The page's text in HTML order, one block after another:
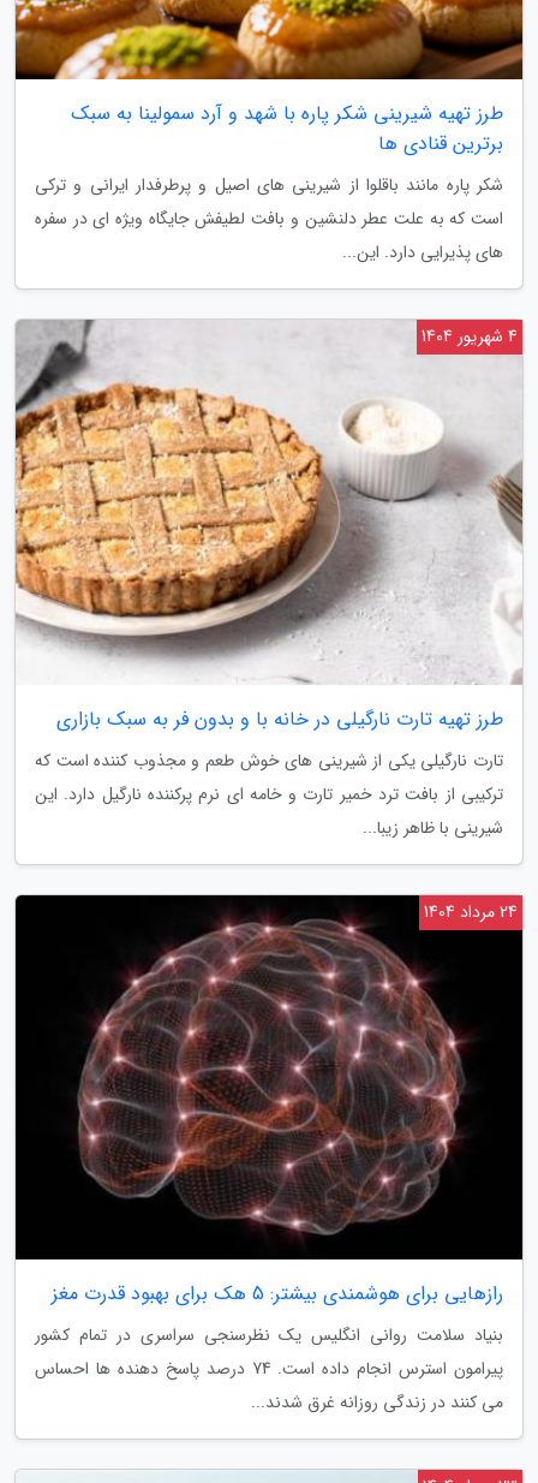
طرز تهیه شیرینی شکر پاره با شهد و آرد سمولینا به سبک
برترین قنادی ها
شکر پاره مانند باقلوا از شیرینی های اصیل و پرطرفدار ایرانی و ترکی
است که به علت عطر دلنشین و بافت لطیفش جایگاه ویژه ای در سفره
های پذیرایی دارد. این...
طرز تهیه تارت نارگیلی در خانه با و بدون فر به سبک بازاری
تارت نارگیلی یکی از شیرینی های خوش طعم و مجذوب کننده است که
ترکیبی از بافت ترد خمیر تارت و خامه ای نرم پرکننده نارگیل دارد. این
شیرینی با ظاهر زیبا...
4 شهریور 1404
رازهایی برای هوشمندی بیشتر: 5 هک برای بهبود قدرت مغز
بنیاد سلامت روانی انگلیس یک نظرسنجی سراسری در تمام کشور
پیرامون استرس انجام داده است. 74 درصد پاسخ دهنده ها احساس
می کنند در زندگی روزانه غرق شدند...
24 مرداد 1404